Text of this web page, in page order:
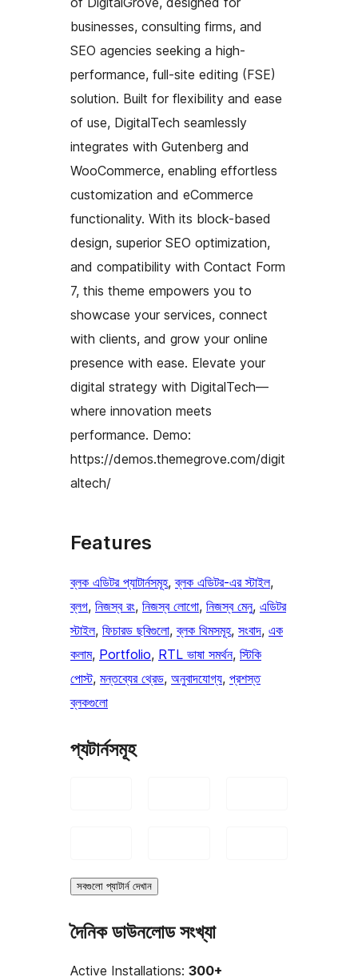
businesses, consulting firms, and
SEO agencies seeking a high-
performance, full-site editing (FSE)
solution. Built for flexibility and ease
of use, DigitalTech seamlessly
integrates with Gutenberg and
WooCommerce, enabling effortless
customization and eCommerce
functionality. With its block-based
design, superior SEO optimization,
and compatibility with Contact Form
7, this theme empowers you to
showcase your services, connect
with clients, and grow your online
presence with ease. Elevate your
digital strategy with DigitalTech—
where innovation meets
performance. Demo:
https://demos.themegrove.com/digit
altech/
Features
ব্লক এডিটর প্যাটার্নসমূহ, ব্লক এডিটর-এর স্টাইল
ব্লগ, নিজস্ব রং, নিজস্ব লোগো, নিজস্ব মেনু, এডিটর
স্টাইল, ফিচারড ছবিগুলো, ব্লক থিমসমূহ, সংবাদ, এক
কলাম, Portfolio, RTL ভাষা সমর্থন, স্টিকি
পোস্ট, মন্তব্যের থ্রেড, অনুবাদযোগ্য, প্রশস্ত
ব্লকগুলো
প্যটার্নসমূহ
সবগুলো প্যাটার্ন দেখান
দৈনিক ডাউনলোড সংখ্যা
Active Installations: 300+